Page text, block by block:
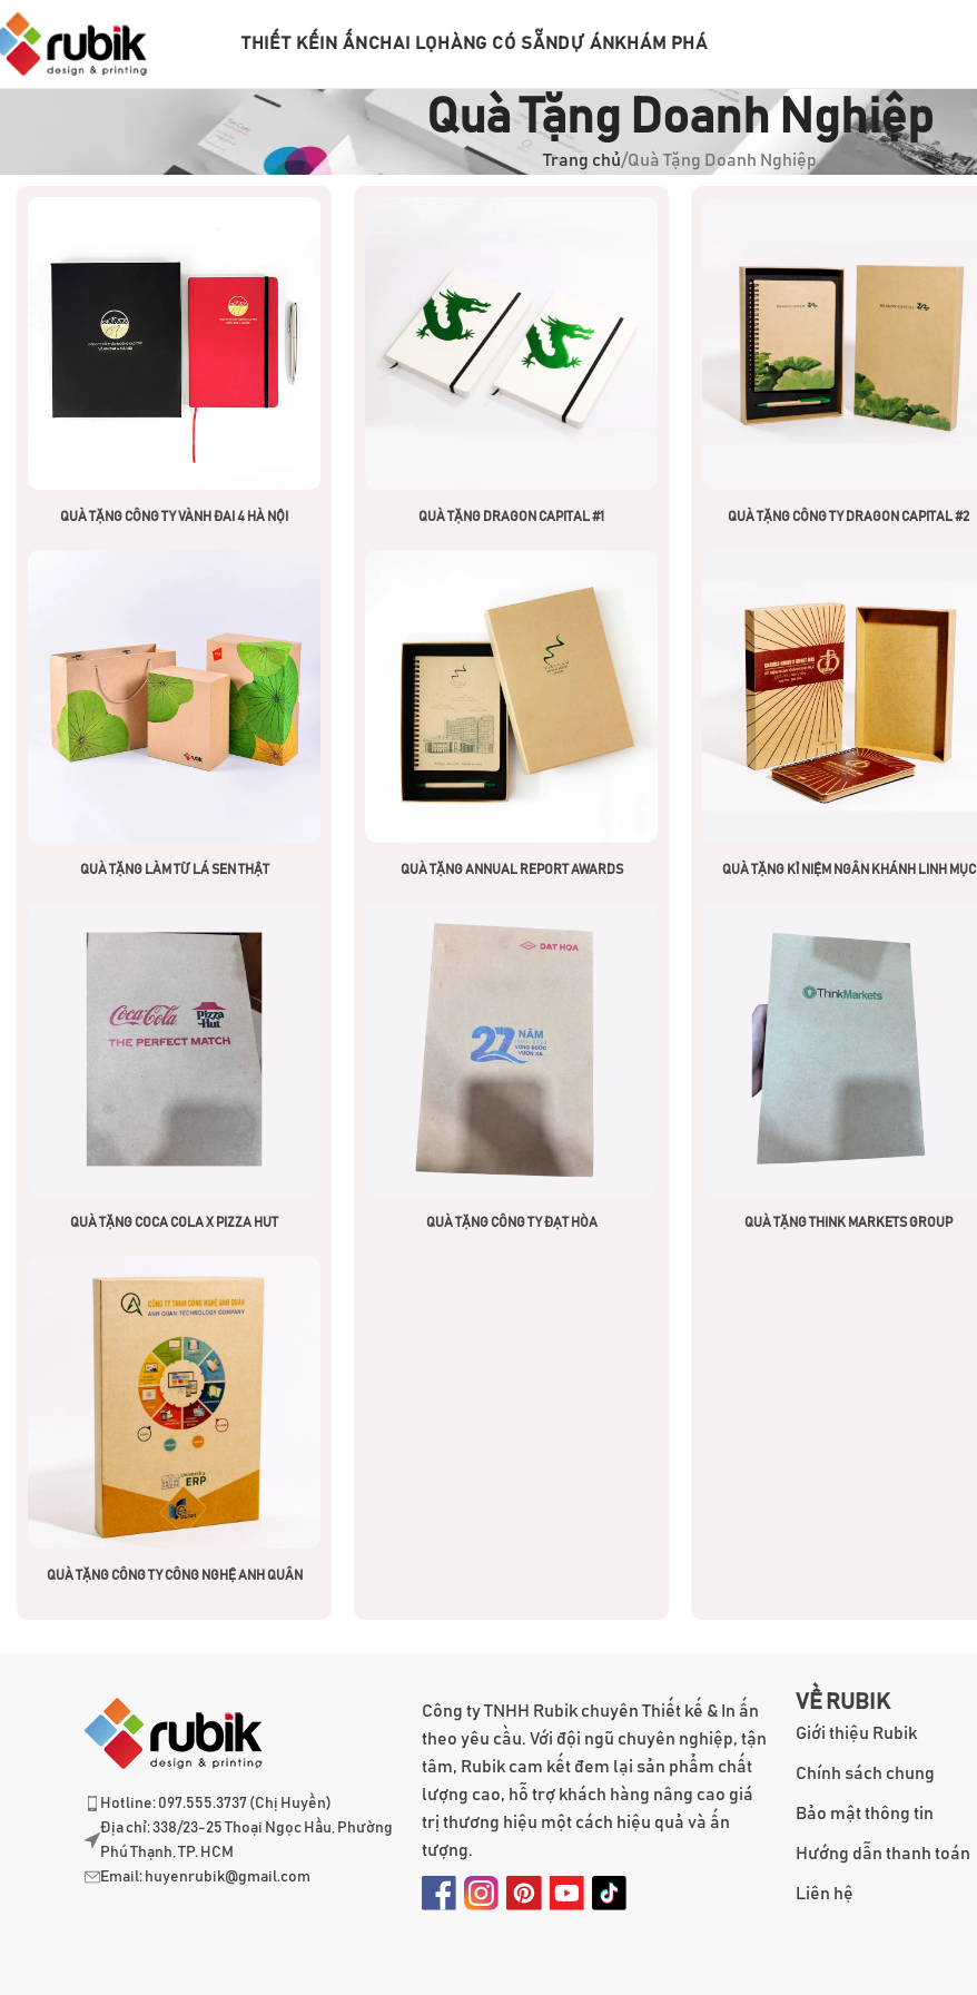
THIẾT KẾ IN ẤN CHAI LỌ HÀNG CÓ SẴN DỰ ÁN KHÁM PHÁ
Quà Tặng Doanh Nghiệp
Trang chủ Quà Tặng Doanh Nghiệp
QUÀ TẶNG CÔNG TY VÀNH ĐAI 4 HÀ NỘI
QUÀ TẶNG LÀM TỪ LÁ SEN THẬT
QUÀ TẶNG COCA COLA X PIZZA HUT
QUÀ TẶNG CÔNG TY CÔNG NGHỆ ANH QUÂN
QUÀ TẶNG DRAGON CAPITAL #1
QUÀ TẶNG ANNUAL REPORT AWARDS
QUÀ TẶNG CÔNG TY ĐẠT HÒA
QUÀ TẶNG CÔNG TY DRAGON CAPITAL #2
QUÀ TẶNG KỈ NIỆM NGÂN KHÁNH LINH MỤC
QUÀ TẶNG THINK MARKETS GROUP
Hotline: 097.555.3737 (Chị Huyền)
Địa chỉ: 338/23-25 Thoại Ngọc Hầu, Phường
Phú Thạnh, TP. HCM
Email: huyenrubik@gmail.com
Công ty TNHH Rubik chuyên Thiết kế & In ấn
theo yêu cầu. Với đội ngũ chuyên nghiệp, tận
tâm, Rubik cam kết đem lại sản phẩm chất
lượng cao, hỗ trợ khách hàng nâng cao giá
trị thương hiệu một cách hiệu quả và ấn
tượng.
VỀ RUBIK
Giới thiệu Rubik
Chính sách chung
Bảo mật thông tin
Hướng dẫn thanh toán
Liên hệ